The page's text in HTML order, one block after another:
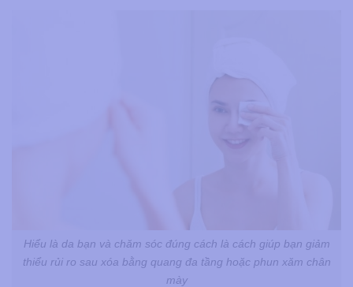
Hiểu là da bạn và chăm sóc đúng cách là cách giúp bạn giảm
thiểu rủi ro sau xóa bằng quang đa tầng hoặc phun xăm chân
mày